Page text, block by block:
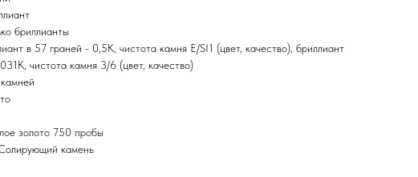
бриллианты
в 57 граней - 0,5К, чистота камня E/SI1 (цвет, качество), бриллиант
чистота камня 3/6 (цвет, качество)
золото 750 пробы
камень